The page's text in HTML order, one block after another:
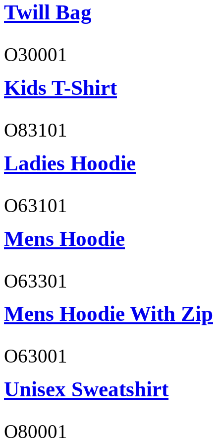
Twill Bag
O30001
Kids T-Shirt
O83101
Ladies Hoodie
O63101
Mens Hoodie
O63301
Mens Hoodie With Zip
O63001
Unisex Sweatshirt
O80001